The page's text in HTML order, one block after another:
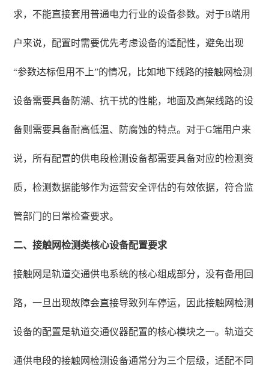
求，不能直接套用普通电力行业的设备参数。对于B端用
户来说，配置时需要优先考虑设备的适配性，避免出现
“参数达标但用不上”的情况，比如地下线路的接触网检测
设备需要具备防潮、抗干扰的性能，地面及高架线路的设
备则需要具备耐高低温、防腐蚀的特点。对于G端用户来
说，所有配置的供电段检测设备都需要具备对应的检测资
质，检测数据能够作为运营安全评估的有效依据，符合监
管部门的日常检查要求。
二、接触网检测类核心设备配置要求
接触网是轨道交通供电系统的核心组成部分，没有备用回
路，一旦出现故障会直接导致列车停运，因此接触网检测
设备的配置是轨道交通仪器配置的核心模块之一。轨道交
通供电段的接触网检测设备通常分为三个层级，适配不同